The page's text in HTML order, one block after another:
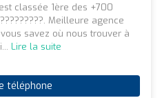
classée 1ère des +700
Meilleure agence
savez où nous trouver à
Lire la suite
téléphone